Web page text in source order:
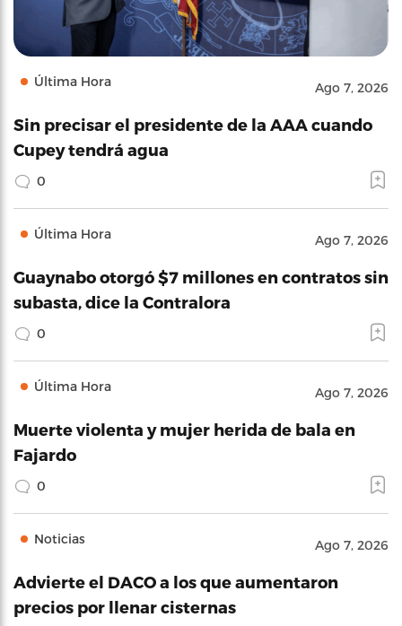
Última Hora Ago 7, 2026
Sin precisar el presidente de la AAA cuando
Cupey tendrá agua
0
Última Hora Ago 7, 2026
Guaynabo otorgó $7 millones en contratos sin
subasta, dice la Contralora
0
Última Hora Ago 7, 2026
Muerte violenta y mujer herida de bala en
Fajardo
0
Noticias Ago 7, 2026
Advierte el DACO a los que aumentaron
precios por llenar cisternas